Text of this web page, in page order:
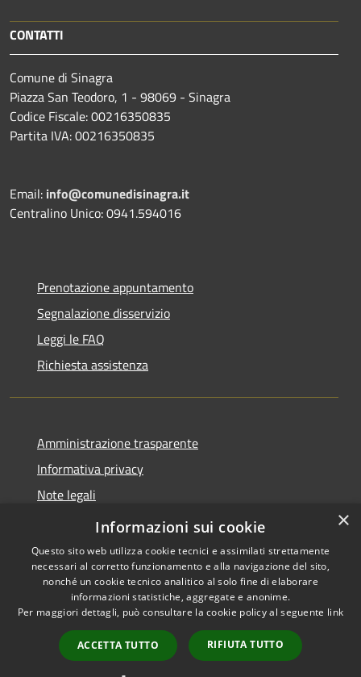
CONTATTI
Comune di Sinagra
Piazza San Teodoro, 1 - 98069 - Sinagra
Codice Fiscale: 00216350835
Partita IVA: 00216350835
Email: info@comunedisinagra.it
Centralino Unico: 0941.594016
Prenotazione appuntamento
Segnalazione disservizio
Leggi le FAQ
Richiesta assistenza
Amministrazione trasparente
Informativa privacy
Note legali
Dichiarazione di accessibilità
Accessibilità
Copyright © 2026 • Comune di
Sinagra • Powered by
Municipium•
Accesso
redazione
×
Informazioni sui cookie
Questo sito web utilizza cookie tecnici e assimilati strettamente
necessari al corretto funzionamento e alla navigazione del sito,
nonché un cookie tecnico analitico al solo fine di elaborare
informazioni statistiche, aggregate e anonime.
Per maggiori dettagli, può consultare la cookie policy al seguente link
ACCETTA TUTTO RIFIUTA TUTTO